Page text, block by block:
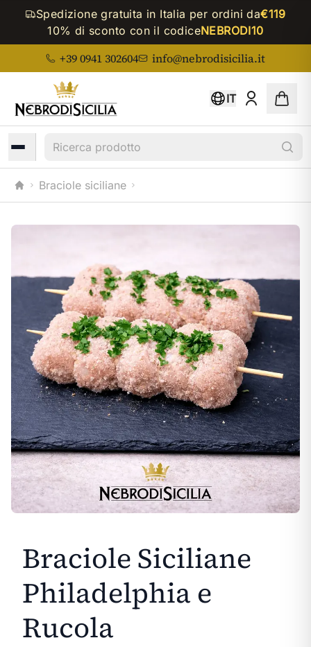
Spedizione gratuita in Italia per ordini da€119
10% di sconto con il codiceNEBRODI10
+39 0941 302604 info@nebrodisicilia.it
IT
Ricerca prodotto
Braciole siciliane
Braciole Siciliane
Philadelphia e
Rucola